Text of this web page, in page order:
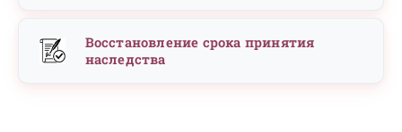
Восстановление срока принятия
наследства